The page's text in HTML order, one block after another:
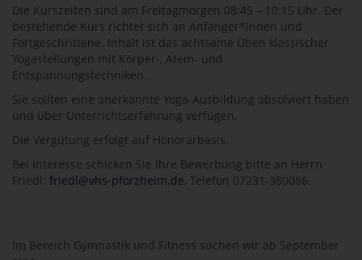
Die Kurszeiten sind am Freitagmorgen 08:45 – 10:15 Uhr. Der
bestehende Kurs richtet sich an Anfänger*innen und
Fortgeschrittene. Inhalt ist das achtsame Üben klassischer
Yogastellungen mit Körper-, Atem- und
Entspannungstechniken.
Sie sollten eine anerkannte Yoga-Ausbildung absolviert haben
und über Unterrichtserfahrung verfügen.
Die Vergütung erfolgt auf Honorarbasis.
Bei Interesse schicken Sie Ihre Bewerbung bitte an Herrn
Friedl: friedl@vhs-pforzheim.de, Telefon 07231-380086.
Im Bereich Gymnastik und Fitness suchen wir ab September